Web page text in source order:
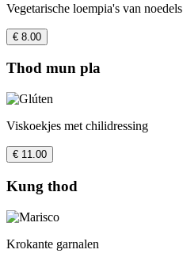
Vegetarische loempia's van noedels
€ 8.00
Thod mun pla
Viskoekjes met chilidressing
€ 11.00
Kung thod
Krokante garnalen